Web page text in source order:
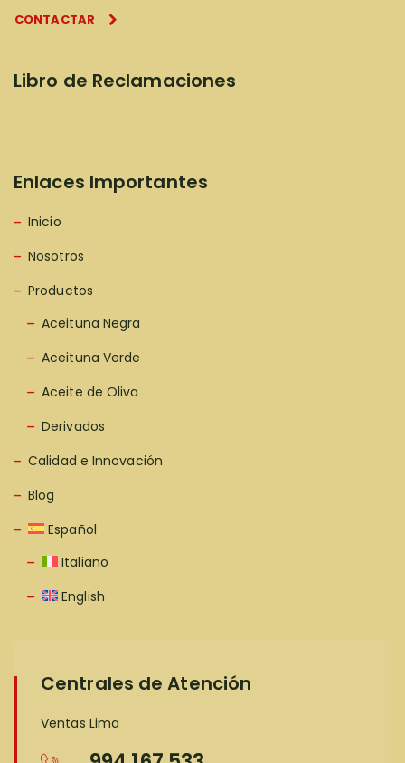
CONTACTAR
Libro de Reclamaciones
Enlaces Importantes
Inicio
Nosotros
Productos
Aceituna Negra
Aceituna Verde
Aceite de Oliva
Derivados
Calidad e Innovación
Blog
Español
Italiano
English
Centrales de Atención
Ventas Lima